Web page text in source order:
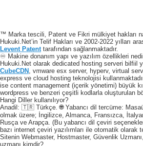
™ Marka tescili, Patent ve Fikri mülkiyet hakları
Hukuki.Net’in Telif Hakları ve 2002-2022 yılları
Levent Patenttarafından sağlanmaktadır.
♾️ Makine donanım yapı ve yazılım özellikleri
Hukuki.Net olarak dedicated hosting serveri bilfiil
CubeCDN , vmware esx server, hyperv, virtual
express ve cloud hosting teknolojisi
ise content management (içerik yönetimi) büyük
wordpress ve benzeri çeşitli kodlarla oluşturulan
Hangi Diller kullanılıyor?
Anadil: 🇹🇷 Türkçe. 🌐 Yabancı dil tercüme:
olmak üzere; İngilizce, Almanca, Fransızca,
Rusça ve Arapça. (Bu yabancı dil çeviri
bazı internet çeviri yazılımları ile otomatik olarak
Sitenin Webmaster, Hostmaster, Güvenlik
uzmanı kimdir?